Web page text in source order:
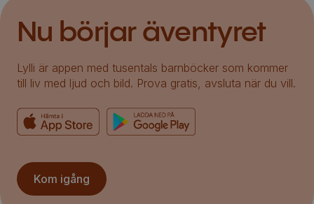
Nu börjar äventyret
Lylli är appen med tusentals barnböcker som kommer
till liv med ljud och bild. Prova gratis, avsluta när du vill.
Kom igång